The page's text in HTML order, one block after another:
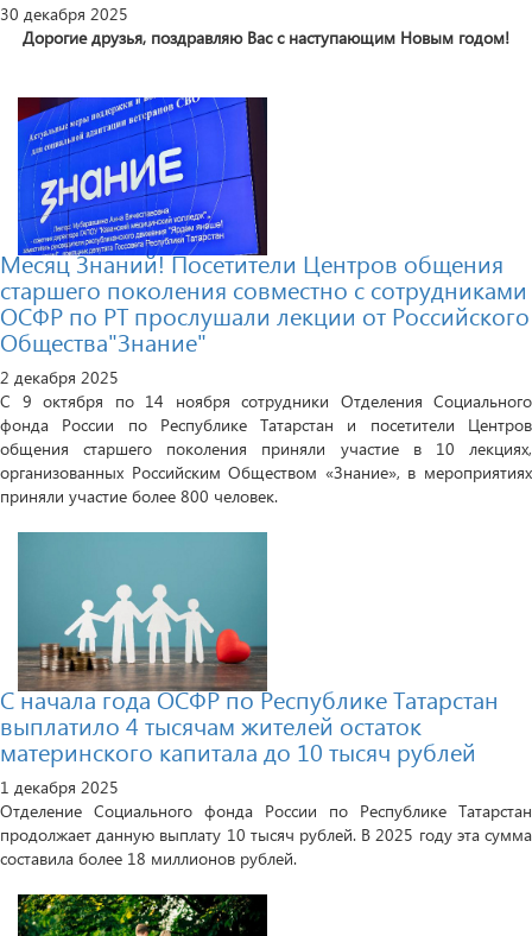
30 декабря 2025
Дорогие друзья, поздравляю Вас с наступающим Новым годом!
Месяц Знаний! Посетители Центров общения
старшего поколения совместно с сотрудниками
ОСФР по РТ прослушали лекции от Российского
Общества"Знание"
2 декабря 2025
С 9 октября по 14 ноября сотрудники Отделения Социального
фонда России по Республике Татарстан и посетители Центров
общения старшего поколения приняли участие в 10 лекциях,
организованных Российским Обществом «Знание», в мероприятиях
приняли участие более 800 человек.
С начала года ОСФР по Республике Татарстан
выплатило 4 тысячам жителей остаток
материнского капитала до 10 тысяч рублей
1 декабря 2025
Отделение Социального фонда России по Республике Татарстан
продолжает данную выплату 10 тысяч рублей. В 2025 году эта сумма
составила более 18 миллионов рублей.